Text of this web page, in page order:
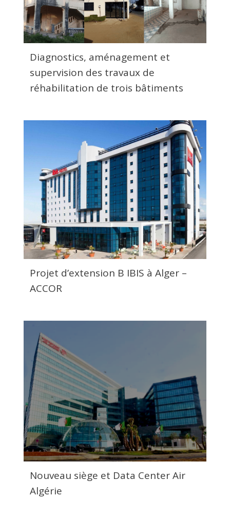
Diagnostics, aménagement et
supervision des travaux de
réhabilitation de trois bâtiments
Projet d’extension B IBIS à Alger –
ACCOR
Nouveau siège et Data Center Air
Algérie